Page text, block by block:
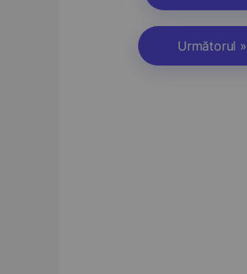
Următorul »